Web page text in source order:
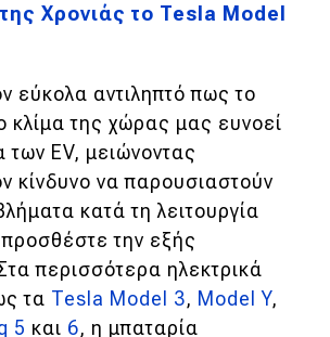
Χρονιάς το Tesla Model
εύκολα αντιληπτό πως το
κλίμα της χώρας μας ευνοεί
των EV, μειώνοντας
κίνδυνο να παρουσιαστούν
κατά τη λειτουργία
την εξής
περισσότερα ηλεκτρικά
τα Tesla Model 3, Model Y,
5 και 6, η μπαταρία